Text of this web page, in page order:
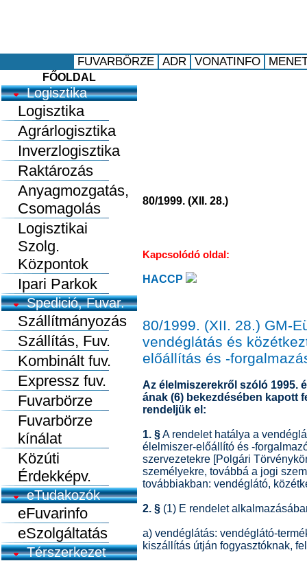
FŐOLDAL
Logisztika
Logisztika
Agrárlogisztika
Inverzlogisztika
Raktározás
Anyagmozgatás,
Csomagolás
Logisztikai
Szolg.
Központok
Ipari Parkok
Spedició, Fuvar.
Szállítmányozás
Szállítás, Fuv.
Kombinált fuv.
Expressz fuv.
Fuvarbörze
Fuvarbörze
kínálat
Közúti
Érdekképv.
eTudakozók
eFuvarinfo
eSzolgáltatás
Térszerkezet
80/1999. (XII. 28.)
Kapcsolódó oldal:
HACCP
80/1999. (XII. 28.) GM-
vendéglátás és
előállítás és -
Az élelmiszerekről szóló 1995.
ának (6) bekezdésében kapott
rendeljük el:
1. §A rendelet hatálya a
élelmiszer-előállító és -
szervezetekre [Polgári
személyekre, továbbá a jogi
továbbiakban: vendéglátó,
2. § (1) E rendelet
a) vendéglátás: vendéglátó-
kiszállítás útján fogyasztóknak,